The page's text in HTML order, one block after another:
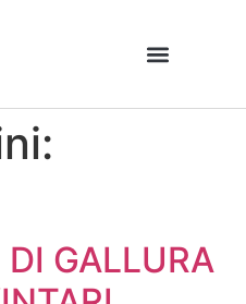
GALLURA